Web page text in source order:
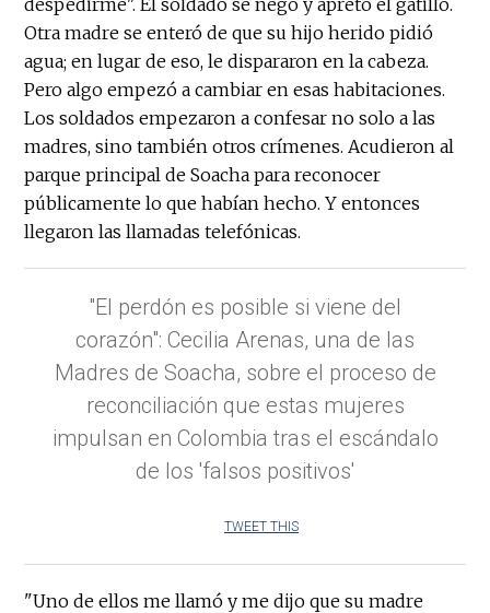
Otra madre se enteró de que su hijo herido pidió
agua; en lugar de eso, le dispararon en la cabeza.
Pero algo empezó a cambiar en esas habitaciones.
Los soldados empezaron a confesar no solo a las
madres, sino también otros crímenes. Acudieron al
parque principal de Soacha para reconocer
públicamente lo que habían hecho. Y entonces
llegaron las llamadas telefónicas.
"El perdón es posible si viene del
corazón": Cecilia Arenas, una de las
Madres de Soacha, sobre el proceso de
reconciliación que estas mujeres
impulsan en Colombia tras el escándalo
de los 'falsos positivos'
TWEET THIS
"Uno de ellos me llamó y me dijo que su madre